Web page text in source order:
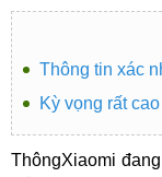
Thông tin xác
Kỳ vọng rất
ThôngXiaomi